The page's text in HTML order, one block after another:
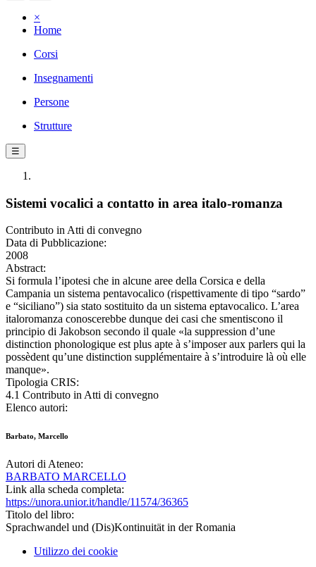
×
Home
Corsi
Insegnamenti
Persone
Strutture
☰
Sistemi vocalici a contatto in area italo-romanza
Contributo in Atti di convegno
Data di Pubblicazione:
2008
Abstract:
Si formula l’ipotesi che in alcune aree della Corsica e della
Campania un sistema pentavocalico (rispettivamente di tipo “sardo”
e “siciliano”) sia stato sostituito da un sistema eptavocalico. L’area
italoromanza conoscerebbe dunque dei casi che smentiscono il
principio di Jakobson secondo il quale «la suppression d’une
distinction phonologique est plus apte à s’imposer aux parlers qui la
possèdent qu’une distinction supplémentaire à s’introduire là où elle
manque».
Tipologia CRIS:
4.1 Contributo in Atti di convegno
Elenco autori:
Barbato, Marcello
Autori di Ateneo:
BARBATO MARCELLO
Link alla scheda completa:
https://unora.unior.it/handle/11574/36365
Titolo del libro:
Sprachwandel und (Dis)Kontinuität in der Romania
Utilizzo dei cookie